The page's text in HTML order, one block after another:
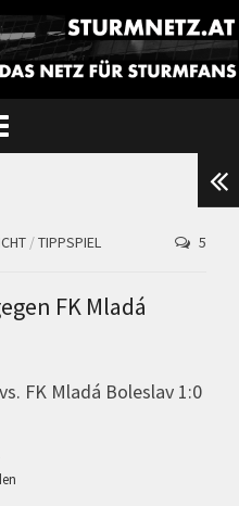
/TIPPSPIEL 5
FK Mladá
FK Mladá Boleslav 1:0